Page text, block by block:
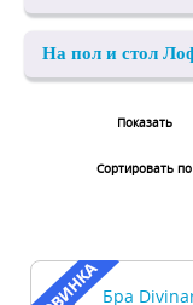
На пол и стол
Показать
Сортировать по